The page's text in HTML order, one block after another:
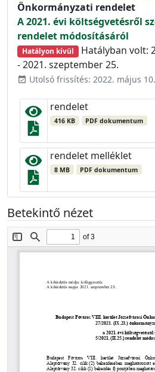
Önkormányzati rendelet
A 2021. évi költségvetésről
rendelet módosításáról
Hatályon kívül Hatályban volt:
- 2021. szeptember 25.
event_available Utolsó frissítés: 2022. május 10.
rendelet
416 KB PDF dokumentum
rendelet melléklet
8 MB PDF dokumentum
Betekintő nézet